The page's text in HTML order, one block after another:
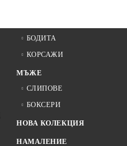
БОДИТА
КОРСАЖИ
МЪЖЕ
СЛИПОВЕ
БОКСЕРИ
НОВА КОЛЕКЦИЯ
НАМАЛЕНИЕ